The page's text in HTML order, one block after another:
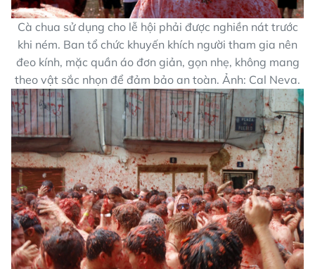
Cà chua sử dụng cho lễ hội phải được nghiền nát trước
khi ném. Ban tổ chức khuyến khích người tham gia nên
đeo kính, mặc quần áo đơn giản, gọn nhẹ, không mang
theo vật sắc nhọn để đảm bảo an toàn. Ảnh: Cal Neva.